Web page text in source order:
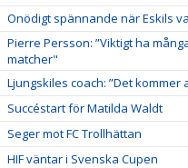
Onödigt spännande när Eskils
Pierre Persson: ”Viktigt ha
matcher"
Ljungskiles coach: ”Det
Succéstart för Matilda Waldt
Seger mot FC Trollhättan
HIF väntar i Svenska Cupen